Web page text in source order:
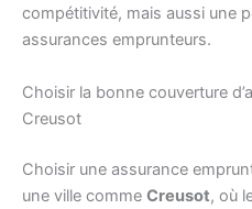
compétitivité, mais aussi une
assurances emprunteurs.
Choisir la bonne couverture
Creusot
Choisir une assurance
une ville comme Creusot, où